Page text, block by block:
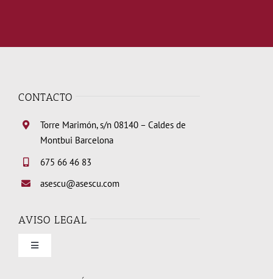
CONTACTO
Torre Marimón, s/n 08140 – Caldes de
Montbui Barcelona
675 66 46 83
asescu@asescu.com
AVISO LEGAL
Toggle
Condiciones de uso